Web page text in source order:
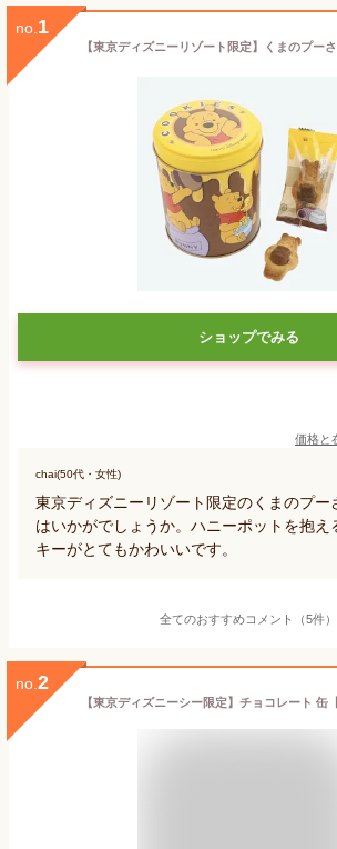
no. 1
ショップでみる
価格と
chai(50代・女性)
東京ディズニーリゾート限定のくまのプー
はいかがでしょうか。ハニーポットを抱え
キーがとてもかわいいです。
全てのおすすめコメント（5件）
no. 2